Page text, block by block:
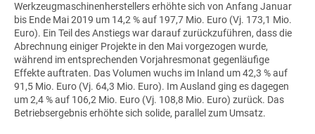
Werkzeugmaschinenherstellers erhöhte sich von Anfang Januar
bis Ende Mai 2019 um 14,2 % auf 197,7 Mio. Euro (Vj. 173,1 Mio.
Euro). Ein Teil des Anstiegs war darauf zurückzuführen, dass die
Abrechnung einiger Projekte in den Mai vorgezogen wurde,
während im entsprechenden Vorjahresmonat gegenläufige
Effekte auftraten. Das Volumen wuchs im Inland um 42,3 % auf
91,5 Mio. Euro (Vj. 64,3 Mio. Euro). Im Ausland ging es dagegen
um 2,4 % auf 106,2 Mio. Euro (Vj. 108,8 Mio. Euro) zurück. Das
Betriebsergebnis erhöhte sich solide, parallel zum Umsatz.